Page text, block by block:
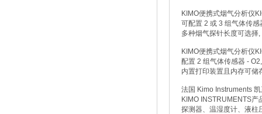
KIMO便携式烟气分析仪
可配置 2 或 3 组气体传
多种烟气探针长度可选择
KIMO便携式烟气分析仪
配置 2 组气体传感器 -
内置打印装置且内存可储
法国 Kimo Instruments
KIMO INSTRUMENTS
探测器、温湿度计、液柱